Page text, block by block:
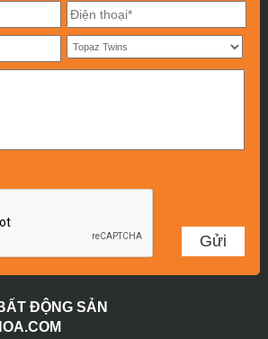
ĐỘNG SẢN